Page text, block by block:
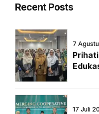
Recent Posts
7
17 Juli